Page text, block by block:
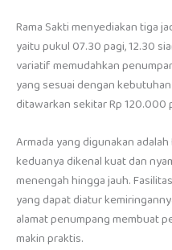
Rama Sakti menyediakan tiga
yaitu pukul 07.30 pagi, 12.30
variatif memudahkan
yang sesuai dengan
ditawarkan sekitar Rp 120.000
Armada yang digunakan
keduanya dikenal kuat dan
menengah hingga jauh.
yang dapat diatur
alamat penumpang membuat
makin praktis.